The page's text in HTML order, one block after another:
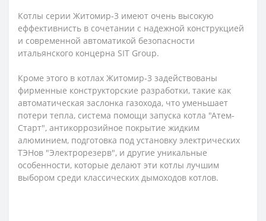
Котлы серии Житомир-3 имеют очень высокую
еффективнисть в сочетании с надежной конструкцией
и современной автоматикой безопасности
итальянского концерна SIT Group.
Кроме этого в котлах Житомир-3 задействованы
фирменные конструкторские разработки, такие как
автоматическая заслонка газохода, что уменьшает
потери тепла, система помощи запуска котла "Атем-
Старт", антикоррозийное покрытие жидким
алюминием, подготовка под установку электрических
ТЭНов "Электрорезерв", и другие уникальные
особенности, которые делают эти котлы лучшим
выбором среди классических дымоходов котлов.